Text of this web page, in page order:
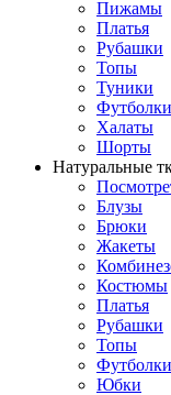
Пижамы
Платья
Рубашки
Топы
Туники
Футболки
Халаты
Шорты
Натуральные
Блузы
Брюки
Жакеты
Костюмы
Платья
Рубашки
Топы
Футболки
Юбки